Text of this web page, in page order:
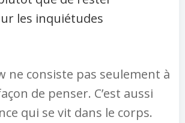
les inquiétudes
ne consiste pas seulement à
de penser. C’est aussi
qui se vit dans le corps.